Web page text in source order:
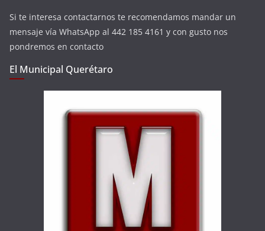
Si te interesa contactarnos te recomendamos mandar un
mensaje vía WhatsApp al 442 185 4161 y con gusto nos
pondremos en contacto
El Municipal Querétaro